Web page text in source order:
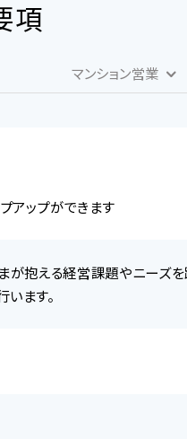
項
マンション営業
アップができます
が抱える経営課題やニーズ
います。